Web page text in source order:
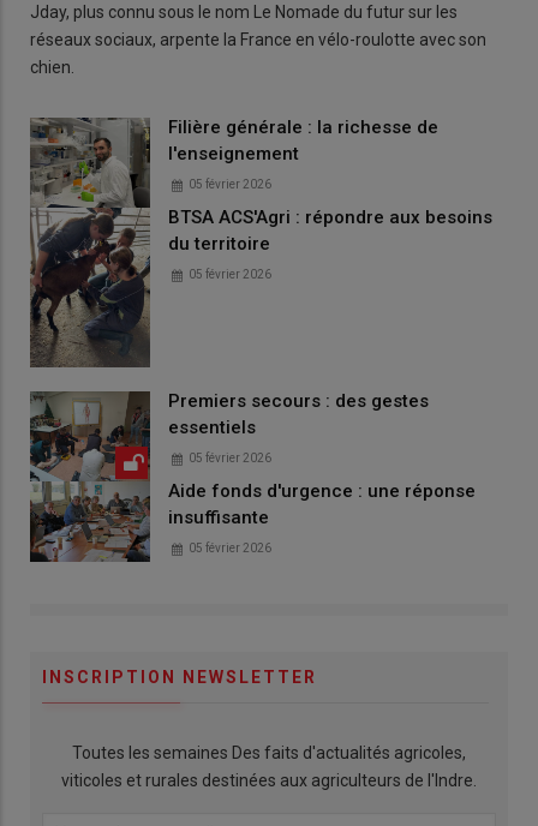
Jday, plus connu sous le nom Le Nomade du futur sur les
réseaux sociaux, arpente la France en vélo-roulotte avec son
chien.
Filière générale : la richesse de
l'enseignement
05 février 2026
BTSA ACS'Agri : répondre aux besoins
du territoire
05 février 2026
Premiers secours : des gestes
essentiels
05 février 2026
Aide fonds d'urgence : une réponse
insuffisante
05 février 2026
INSCRIPTION NEWSLETTER
Toutes les semaines Des faits d'actualités agricoles,
viticoles et rurales destinées aux agriculteurs de l'Indre.